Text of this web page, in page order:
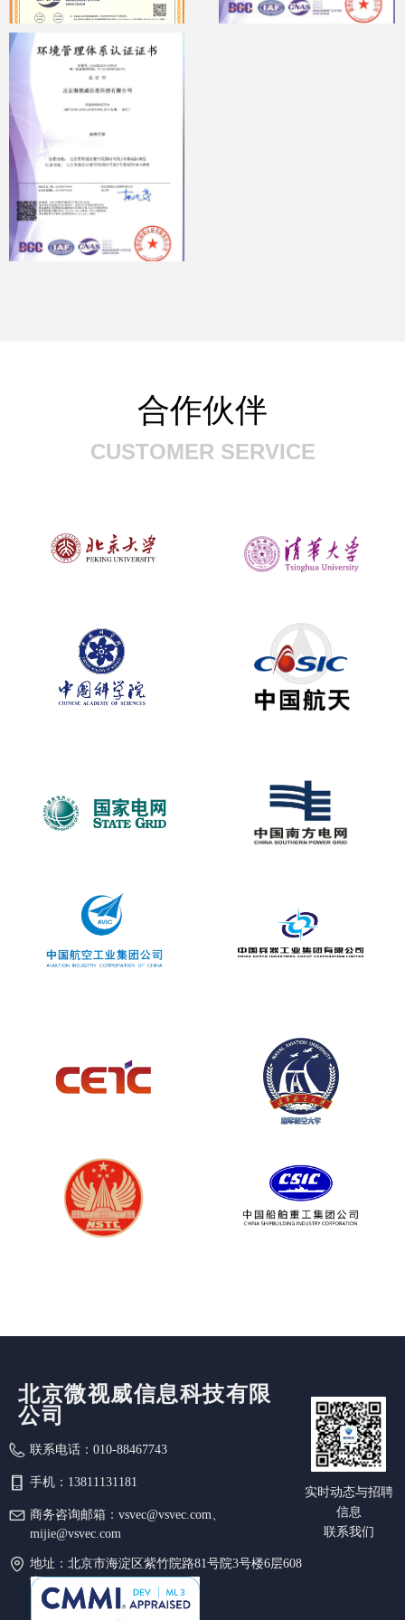
合作伙伴
CUSTOMER SERVICE
联系电话： 010-88467743
手机： 13811131181
商务咨询邮箱： vsvec@vsvec.com、
mijie@vsvec.com
地址： 北京市海淀区紫竹院路81号院3号楼6层608
室
北京微视威信息科技有限
公司
实时动态与招聘
信息
联系我们